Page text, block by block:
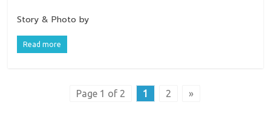
Story & Photo by
Read more
Page 1 of 2 1 2 »